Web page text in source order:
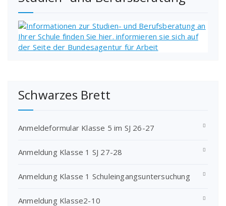
Schwarzes Brett
Anmeldeformular Klasse 5 im SJ 26-27
Anmeldung Klasse 1 SJ 27-28
Anmeldung Klasse 1 Schuleingangsuntersuchung
Anmeldung Klasse2-10